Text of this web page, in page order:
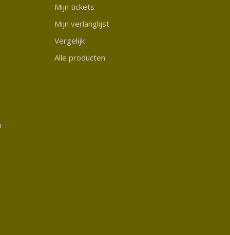
Mijn tickets
Mijn verlanglijst
Vergelijk
Alle producten